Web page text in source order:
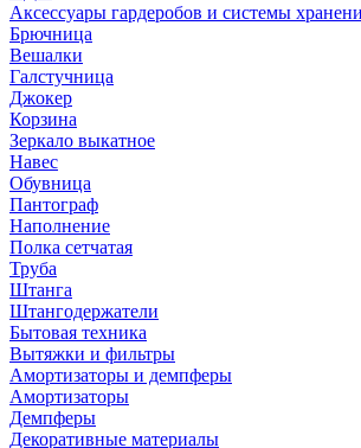
Аксессуары гардеробов и системы
Брючница
Вешалки
Галстучница
Джокер
Корзина
Зеркало выкатное
Навес
Обувница
Пантограф
Наполнение
Полка сетчатая
Труба
Штанга
Штангодержатели
Бытовая техника
Вытяжки и фильтры
Амортизаторы и демпферы
Амортизаторы
Демпферы
Декоративные материалы